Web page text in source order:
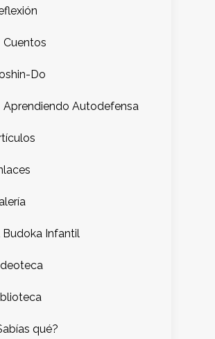
Cuentos
Do
Aprendiendo Autodefensa
Budoka Infantil
qué?